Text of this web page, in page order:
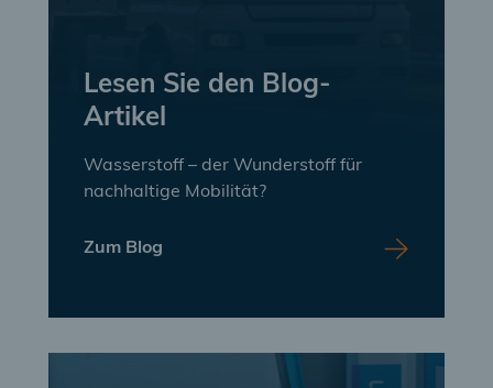
Lesen Sie den Blog-
Artikel
Wasserstoff – der Wunderstoff für
nachhaltige Mobilität?
Zum Blog